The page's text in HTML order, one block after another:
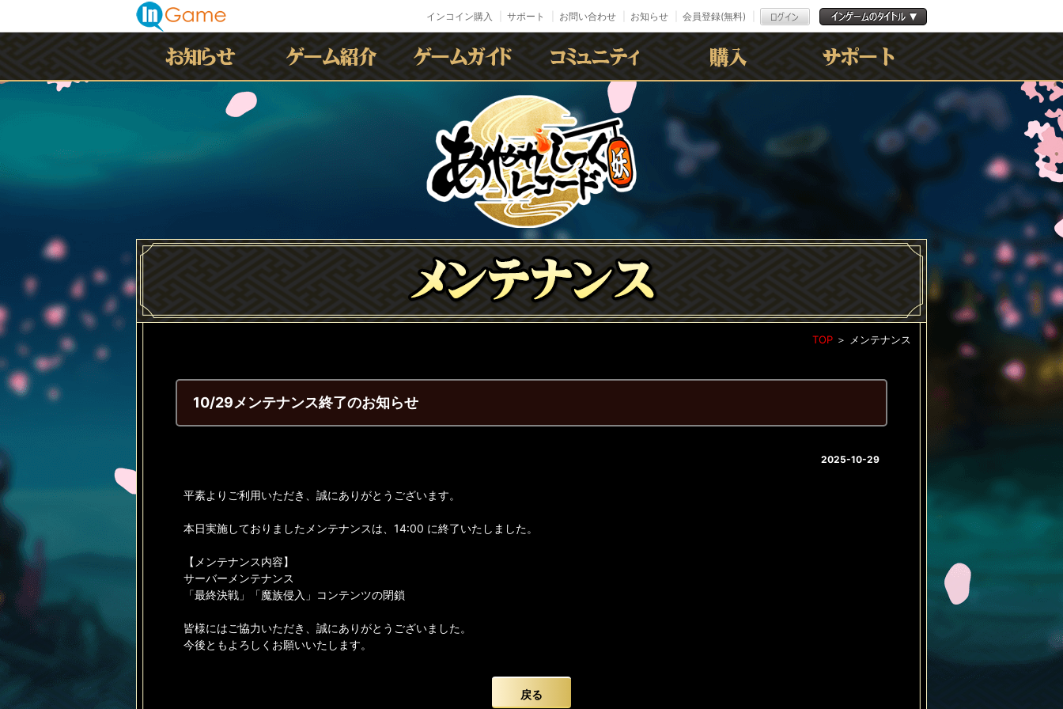
インコイン購入 サポート お問い合わせ お知らせ 会員登録(無料)
イベント 利用規約
ﾌﾟﾗｲﾊﾞｼｰﾎﾟﾘｼｰ
TOP ＞ メンテナンス
10/29メンテナンス終了のお知らせ
2025-10-29
平素よりご利用いただき、誠にありがとうございます。
本日実施しておりましたメンテナンスは、14:00 に終了いたしました。
【メンテナンス内容】
サーバーメンテナンス
「最終決戦」「魔族侵入」コンテンツの閉鎖
皆様にはご協力いただき、誠にありがとうございました。
今後ともよろしくお願いいたします。
戻る